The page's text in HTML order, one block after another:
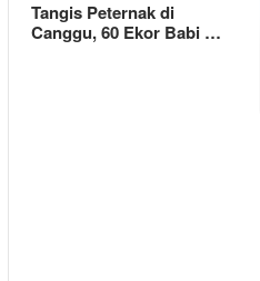
Tangis Peternak di
Canggu, 60 Ekor Babi …